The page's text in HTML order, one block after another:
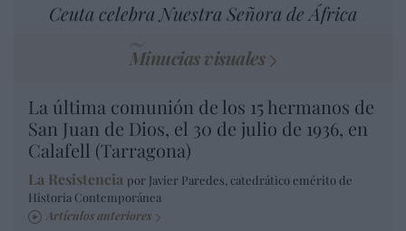
Ceuta celebra Nuestra Señora de África
Minucias visuales
La última comunión de los 15 hermanos de
San Juan de Dios, el 30 de julio de 1936, en
Calafell (Tarragona)
La Resistencia por Javier Paredes, catedrático emérito de
Historia Contemporánea
Artículos anteriores